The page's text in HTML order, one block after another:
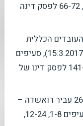
סעיפים 3, 5, 8-10, 16, 26, 54, 66-72 לפסק דינה
העובדים הכללית
החדשה – עיריית קלנסוואה (15.3.2017), סעיפים
1-12, 85-107, 113-133, 141-149 לפסק דינו של
רשות: סע"ש (נצ') 26396-08-14 עביר רואשדה –
מור מאר בע"מ (26.08.14), סעיפים 1-8, 12-24,